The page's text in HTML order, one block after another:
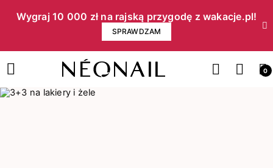
Wygraj 10 000 zł na rajską przygodę z wakacje.pl!​
SPRAWDZAM
0